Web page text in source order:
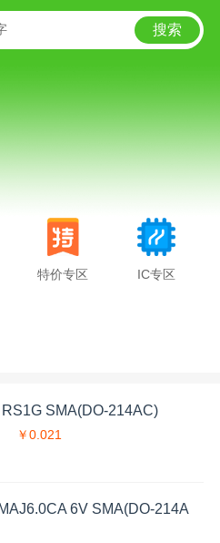
搜索
特价专区 IC专区
SMA(DO-214AC)
￥0.021
6V SMA(DO-214A